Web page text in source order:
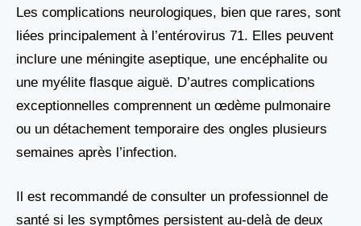
Les complications neurologiques, bien que rares, sont
liées principalement à l’entérovirus 71. Elles peuvent
inclure une méningite aseptique, une encéphalite ou
une myélite flasque aiguë. D’autres complications
exceptionnelles comprennent un œdème pulmonaire
ou un détachement temporaire des ongles plusieurs
semaines après l’infection.
Il est recommandé de consulter un professionnel de
santé si les symptômes persistent au-delà de deux